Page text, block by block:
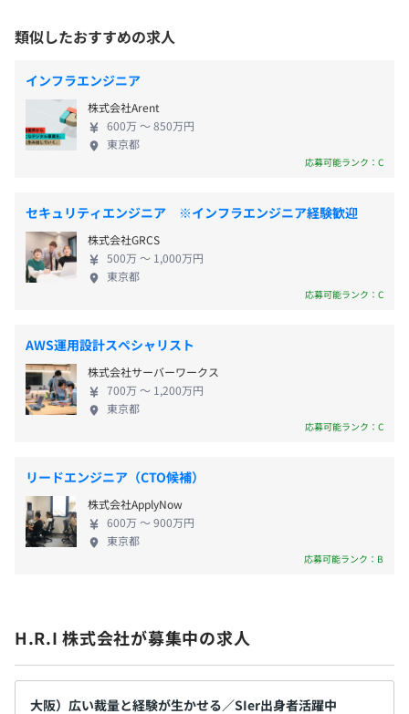
■新聞社編成サブシステム開発
■ゴルフ場予約サービスの開発 など
社員ひとりひとりが思い描く理想のキャリアを築いていけ
制度を用意しています。
■自社e-learningサービスと常駐講師のフォロー
独自開発の「DAWN（ドーン）」は、さまざまなIT業務に
従事する上でベースとなる知識を演習をまじえて培ってい
あるエンジニア講師が実務観点も含めてアドバイスや不明
点の回答をおこない、学習の併走をしていきます。
■専属メンターと営業が社員の自己実現に向けて伴走
面談による対話を通して、社員の適正・嗜好に合わせたキ
務を提案しサポートしていきます。キャリアという全体に
限らず、日々の業務での心配ごとについても解決のため力
を尽くします。
プロジェクトごとに選択
本社、および自宅またはお客様先
会社の定める場所（テレワークをおこなう場所を含む）
受動喫煙防止措置に関する事項
従業員に対する受動喫煙対策：敷地内禁煙
■交通費支給（規定あり）
■時間外手当（100%支給）
■役職手当
昇給査定年 1 回(4月)
社会保険完備（健康保険・厚生年金加入・雇用保険・労災
保険）
無期雇用
るため、新しい領域に挑戦できる環境があります。ご
自身のスキルやキャリアを考えつつ、挑戦したいと
思っていただけるような案件を検討・ご提案いたし
ます。 当社には、エンジニアのキャリアアップ実現
や仕事に充実感を持っていただくためのサポートを
おこなうキャリアアドバイザーが在籍しています。キ
ャリアアドバイザーはエンジニアひとりひとりと継
キル・経験から逆算して、理想のキャリアに近づく
ためのフォローをしています。「業界のリアルな最新
情報」と「対話を積み重ねること」を大切にし、エ
ンジニアとの面談に臨みます。ご本人の要望に応じて
幅広い案件を提案し、チャレンジしたい仕事があれ
習をするべきかといったことも親身にアドバイスす
ることを心がけています。
類似したおすすめの求人
インフラエンジニア
株式会社Arent
600万 〜 850万円
東京都
応募可能ランク：C
セキュリティエンジニア ※インフラエンジニア経験歓迎
株式会社GRCS
500万 〜 1,000万円
東京都
応募可能ランク：C
AWS運用設計スペシャリスト
株式会社サーバーワークス
700万 〜 1,200万円
東京都
応募可能ランク：C
リードエンジニア（CTO候補）
株式会社ApplyNow
600万 〜 900万円
東京都
応募可能ランク：B
H.R.I 株式会社が募集中の求人
大阪）広い裁量と経験が生かせる／SIer出身者活躍中